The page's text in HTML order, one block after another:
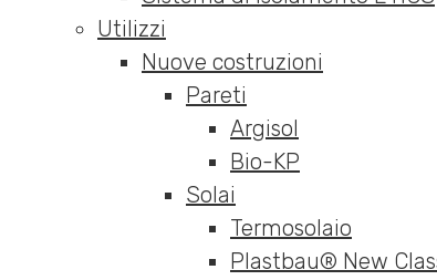
Utilizzi
Nuove costruzioni
Pareti
Argisol
Bio-KP
Solai
Termosolaio
Plastbau® New